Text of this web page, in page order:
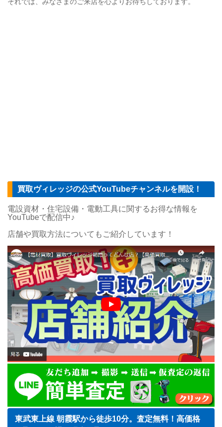
買取ヴィレッジの公式YouTubeチャンネルを開設！
電設資材・住宅設備・電動工具に関するお得な情報を
YouTubeで配信中♪
店舗や買取方法についてもご紹介しています！
東武東上線 朝霞駅から徒歩10分。査定無料！高価格